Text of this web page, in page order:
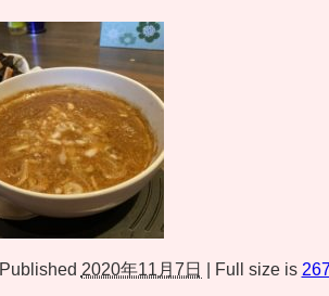
Published 2020年11月7日 Full size is